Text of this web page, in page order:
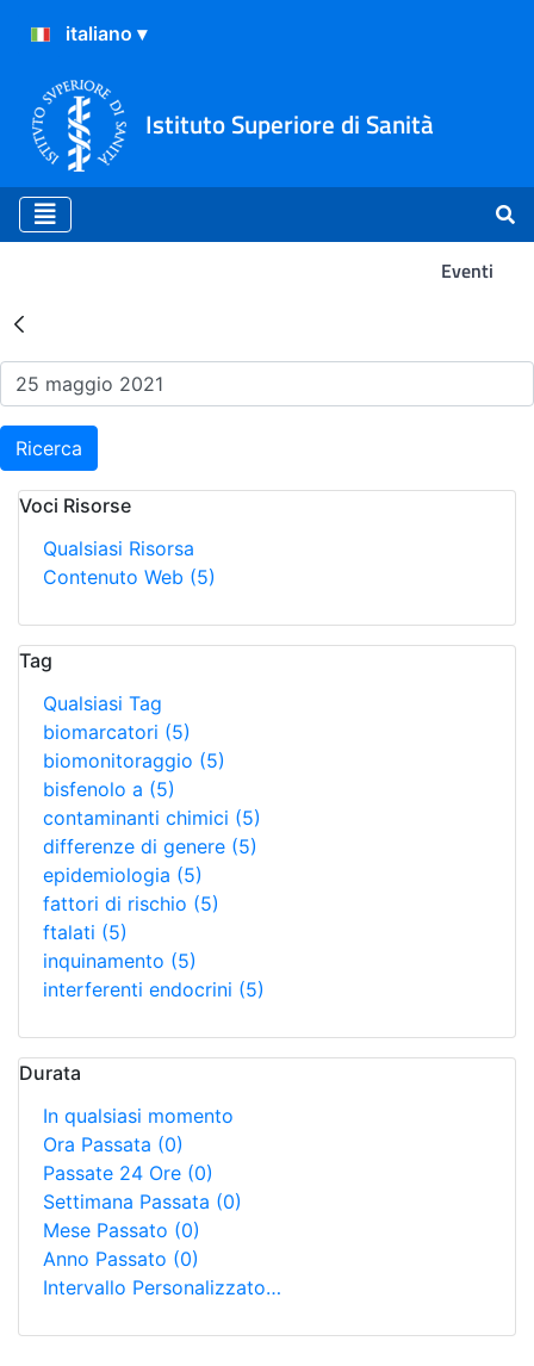
Istituto Superiore di Sanità
Eventi
Risultati della Ricerca -
Ricerca
Voci Risorse
Qualsiasi Risorsa
Contenuto Web (5)
Tag
Qualsiasi Tag
biomarcatori (5)
biomonitoraggio (5)
bisfenolo a (5)
contaminanti chimici (5)
differenze di genere (5)
epidemiologia (5)
fattori di rischio (5)
ftalati (5)
inquinamento (5)
interferenti endocrini (5)
Durata
In qualsiasi momento
Ora Passata (0)
Passate 24 Ore (0)
Settimana Passata (0)
Mese Passato (0)
Anno Passato (0)
Intervallo Personalizzato…